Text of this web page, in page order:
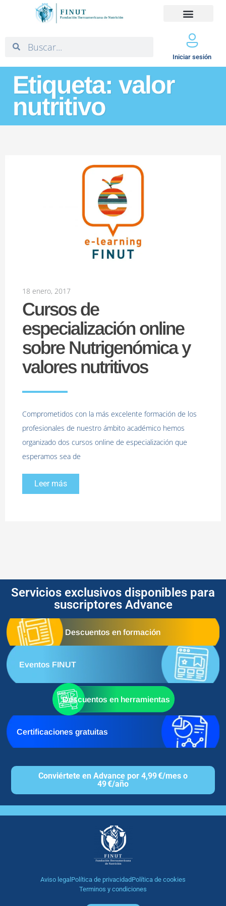
Iniciar sesión
Etiqueta: valor
nutritivo
18 enero, 2017
Cursos de
especialización online
sobre Nutrigenómica y
valores nutritivos
Comprometidos con la más excelente formación de los
profesionales de nuestro ámbito académico hemos
organizado dos cursos online de especialización que
esperamos sea de
Leer más
Servicios exclusivos disponibles para
suscriptores Advance
Descuentos en formación
Eventos FINUT
Descuentos en herramientas
Certificaciones gratuitas
Conviértete en Advance por 4,99 €/mes o
49 €/año
Aviso legal Política de privacidadPolítica de cookies
Terminos y condiciones